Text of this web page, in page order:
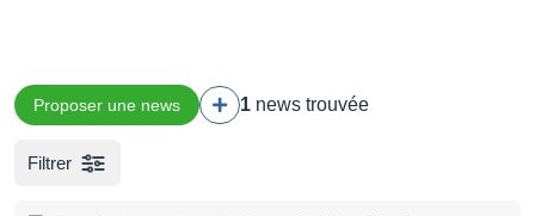
Proposer une news 1 news trouvée
Filtrer